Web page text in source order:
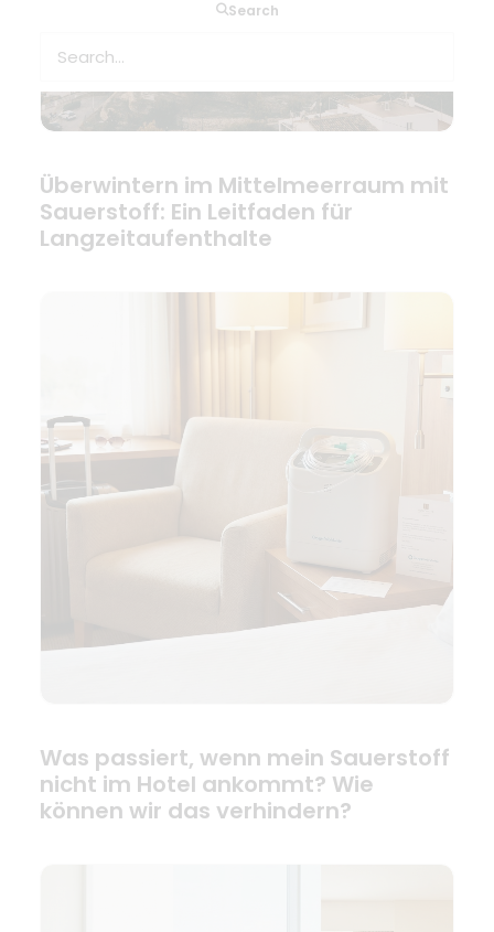
Search
Überwintern im Mittelmeerraum mit
Sauerstoff: Ein Leitfaden für
Langzeitaufenthalte
Was passiert, wenn mein Sauerstoff
nicht im Hotel ankommt? Wie
können wir das verhindern?